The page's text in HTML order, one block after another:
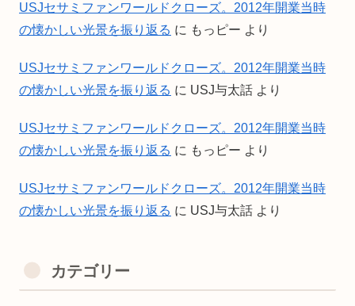
USJセサミファンワールドクローズ。2012年開業当時
の懐かしい光景を振り返る に もっピー より
USJセサミファンワールドクローズ。2012年開業当時
の懐かしい光景を振り返る に USJ与太話 より
USJセサミファンワールドクローズ。2012年開業当時
の懐かしい光景を振り返る に もっピー より
USJセサミファンワールドクローズ。2012年開業当時
の懐かしい光景を振り返る に USJ与太話 より
カテゴリー